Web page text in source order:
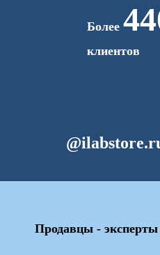
Более
клиентов
Продавцы -